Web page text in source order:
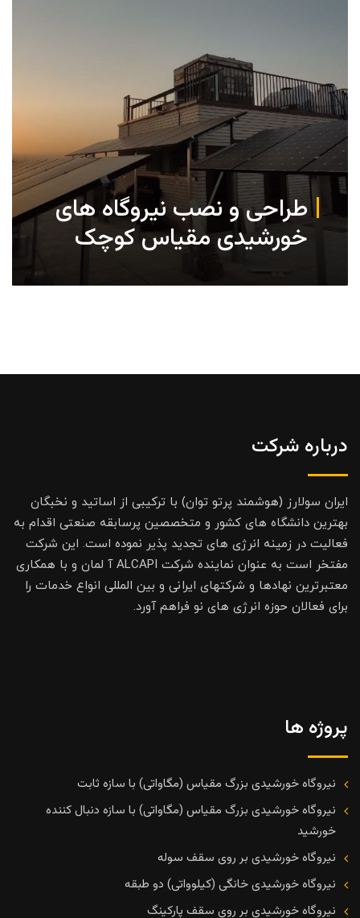
طراحی و نصب نیروگاه های
خورشیدی مقیاس کوچک
درباره شرکت
ایران سولارز (هوشمند پرتو توان) با ترکیبی از اساتید و نخبگان
بهترین دانشگاه های کشور و متخصصین پرسابقه صنعتی اقدام به
فعالیت در زمینه انرژی های تجدید پذیر نموده است. این شرکت
مفتخر است به عنوان نماینده شرکت ALCAPI آ لمان و با همکاری
معتبرترین نهادها و شرکتهای ایرانی و بین المللی انواع خدمات را
برای فعالان حوزه انرژی های نو فراهم آورد.
پروژه ها
نیروگاه خورشیدی بزرگ مقیاس (مگاواتی) با سازه ثابت
نیروگاه خورشیدی بزرگ مقیاس (مگاواتی) با سازه دنبال کننده
خورشید
نیروگاه خورشیدی بر روی سقف سوله
نیروگاه خورشیدی خانگی (کیلوواتی) دو طبقه
نیروگاه خورشیدی بر روی سقف پارکینگ